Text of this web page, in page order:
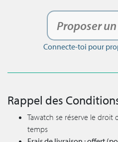
Proposer
Connecte-toi pour
Rappel des
Tawatch se réserve le droit
temps